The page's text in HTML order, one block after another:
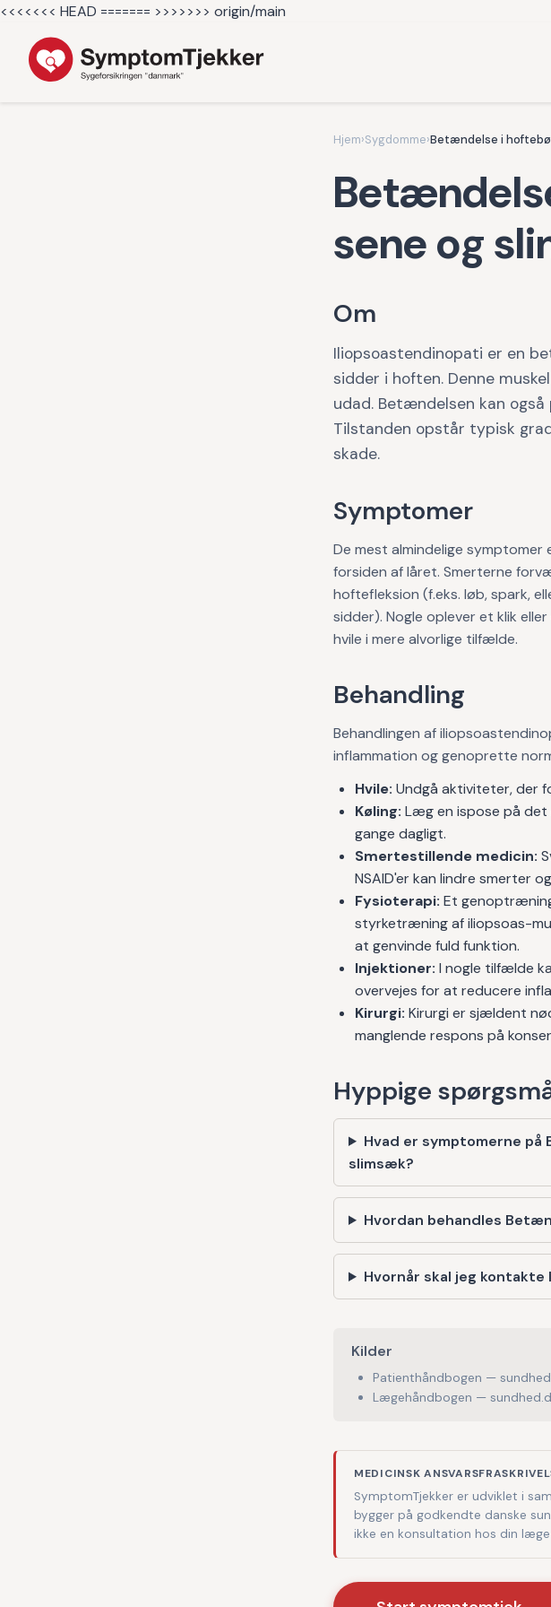
<<<<<<< HEAD ======= >>>>>>> origin/main
Hjem›Sygdomme›Betændelse i
sene og
Om
Iliopsoastendinopati er en
sidder i hoften. Denne
udad. Betændelsen kan
Tilstanden opstår typisk
skade.
Symptomer
De mest almindelige symptomer
forsiden af låret. Smerterne
hoftefleksion (f.eks. løb, spark,
sidder). Nogle oplever et klik
hvile i mere alvorlige tilfælde.
Behandling
Behandlingen af
inflammation og genoprette
Hvile: Undgå aktiviteter, der
Køling: Læg en ispose på det
gange dagligt.
Smertestillende medicin:
NSAID'er kan lindre smerter
Fysioterapi: Et
styrketræning af iliopsoas-
at genvinde fuld funktion.
Injektioner: I nogle tilfælde
overvejes for at reducere
Kirurgi: Kirurgi er sjældent
manglende respons på
Hyppige
Hvad er symptomerne
slimsæk?
Hvordan behandles
Hvornår skal jeg kontakte
Kilder
Patienthåndbogen —
Lægehåndbogen —
MEDICINSK
SymptomTjekker er udviklet i
bygger på godkendte danske
ikke en konsultation hos din